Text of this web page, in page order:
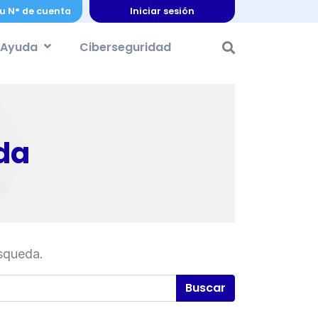
N° de cuenta Iniciar sesión
Ayuda Ciberseguridad